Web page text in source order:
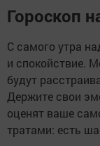
Гороскоп
С самого утра
и спокойствие.
будут
Держите свои
оценят ваше
тратами: есть